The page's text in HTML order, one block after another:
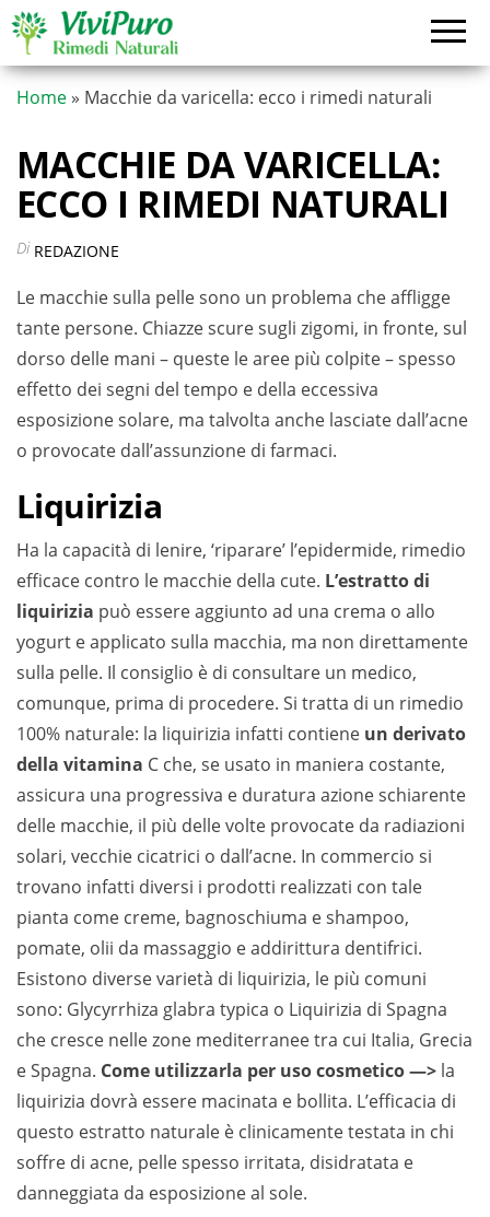
Vai
contenuto
Home » Macchie da varicella: ecco i rimedi naturali
MACCHIE DA VARICELLA:
ECCO I RIMEDI NATURALI
Di REDAZIONE
Le macchie sulla pelle sono un problema che affligge
tante persone. Chiazze scure sugli zigomi, in fronte, sul
dorso delle mani – queste le aree più colpite – spesso
effetto dei segni del tempo e della eccessiva
esposizione solare, ma talvolta anche lasciate dall’acne
o provocate dall’assunzione di farmaci.
Liquirizia
Ha la capacità di lenire, ‘riparare’ l’epidermide, rimedio
efficace contro le macchie della cute. L’estratto di
liquirizia può essere aggiunto ad una crema o allo
yogurt e applicato sulla macchia, ma non direttamente
sulla pelle. Il consiglio è di consultare un medico,
comunque, prima di procedere. Si tratta di un rimedio
100% naturale: la liquirizia infatti contiene un derivato
della vitamina C che, se usato in maniera costante,
assicura una progressiva e duratura azione schiarente
delle macchie, il più delle volte provocate da radiazioni
solari, vecchie cicatrici o dall’acne. In commercio si
trovano infatti diversi i prodotti realizzati con tale
pianta come creme, bagnoschiuma e shampoo,
pomate, olii da massaggio e addirittura dentifrici.
Esistono diverse varietà di liquirizia, le più comuni
sono: Glycyrrhiza glabra typica o Liquirizia di Spagna
che cresce nelle zone mediterranee tra cui Italia, Grecia
e Spagna. Come utilizzarla per uso cosmetico —> la
liquirizia dovrà essere macinata e bollita. L’efficacia di
questo estratto naturale è clinicamente testata in chi
soffre di acne, pelle spesso irritata, disidratata e
danneggiata da esposizione al sole.